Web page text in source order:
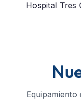
Hospital Tres